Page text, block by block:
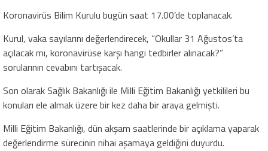
Koronavirüs Bilim Kurulu bugün saat 17.00’de toplanacak.
Kurul, vaka sayılarını değerlendirecek, “Okullar 31 Ağustos’ta
açılacak mı, koronavirüse karşı hangi tedbirler alınacak?”
sorularının cevabını tartışacak.
Son olarak Sağlık Bakanlığı ile Milli Eğitim Bakanlığı yetkilileri bu
konuları ele almak üzere bir kez daha bir araya gelmişti.
Milli Eğitim Bakanlığı, dün akşam saatlerinde bir açıklama yaparak
değerlendirme sürecinin nihai aşamaya geldiğini duyurdu.